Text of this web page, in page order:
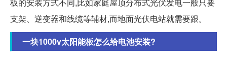
支架、逆变器和线缆等辅材,而地面光伏电站就需要跟。
一块1000v太阳能板怎么给电池安装?